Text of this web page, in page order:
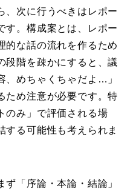
、次に行うべきはレポー
す。構成案とは、レポー
的な話の流れを作るため
段階を疎かにすると、議
、めちゃくちゃだよ…」
ため注意が必要です。特
のみ」で評価される場
する可能性も考えられま
「序論・本論・結論」